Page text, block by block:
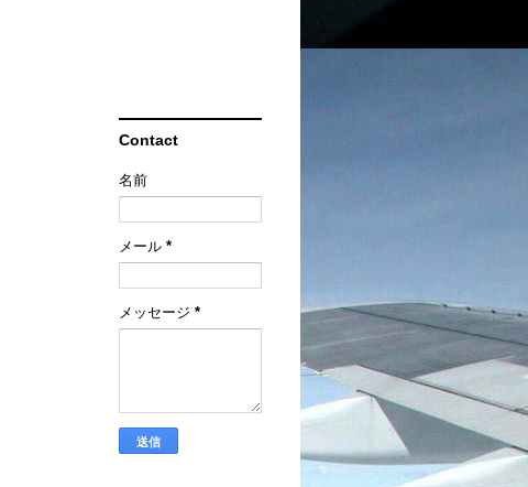
Contact
名前
メール *
メッセージ *